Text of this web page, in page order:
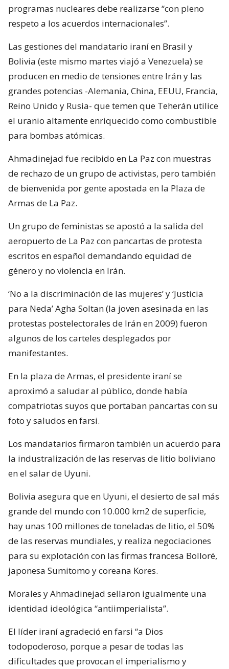
programas nucleares debe realizarse “con pleno
respeto a los acuerdos internacionales”.
Las gestiones del mandatario iraní en Brasil y
Bolivia (este mismo martes viajó a Venezuela) se
producen en medio de tensiones entre Irán y las
grandes potencias -Alemania, China, EEUU, Francia,
Reino Unido y Rusia- que temen que Teherán utilice
el uranio altamente enriquecido como combustible
para bombas atómicas.
Ahmadinejad fue recibido en La Paz con muestras
de rechazo de un grupo de activistas, pero también
de bienvenida por gente apostada en la Plaza de
Armas de La Paz.
Un grupo de feministas se apostó a la salida del
aeropuerto de La Paz con pancartas de protesta
escritos en español demandando equidad de
género y no violencia en Irán.
‘No a la discriminación de las mujeres’ y ‘Justicia
para Neda’ Agha Soltan (la joven asesinada en las
protestas postelectorales de Irán en 2009) fueron
algunos de los carteles desplegados por
manifestantes.
En la plaza de Armas, el presidente iraní se
aproximó a saludar al público, donde había
compatriotas suyos que portaban pancartas con su
foto y saludos en farsi.
Los mandatarios firmaron también un acuerdo para
la industralización de las reservas de litio boliviano
en el salar de Uyuni.
Bolivia asegura que en Uyuni, el desierto de sal más
grande del mundo con 10.000 km2 de superficie,
hay unas 100 millones de toneladas de litio, el 50%
de las reservas mundiales, y realiza negociaciones
para su explotación con las firmas francesa Bolloré,
japonesa Sumitomo y coreana Kores.
Morales y Ahmadinejad sellaron igualmente una
identidad ideológica “antiimperialista”.
El líder iraní agradeció en farsi “a Dios
todopoderoso, porque a pesar de todas las
dificultades que provocan el imperialismo y